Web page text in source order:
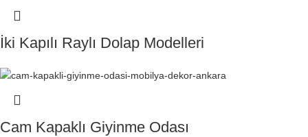
İki Kapılı Raylı Dolap Modelleri
Cam Kapaklı Giyinme Odası